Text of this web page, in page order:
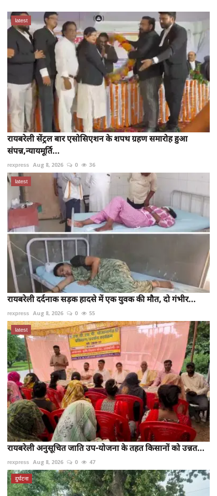
latest
रायबरेली सेंट्रल बार एसोसिएशन के शपथ ग्रहण समारोह हुआ
संपन्न,न्यायमूर्ति...
rexpress Aug 8, 2026 0 36
latest
रायबरेली दर्दनाक सड़क हादसे में एक युवक की मौत, दो गंभीर...
rexpress Aug 8, 2026 0 55
latest
रायबरेली अनुसूचित जाति उप-योजना के तहत किसानों को उन्नत...
rexpress Aug 8, 2026 0 47
दुर्घटना